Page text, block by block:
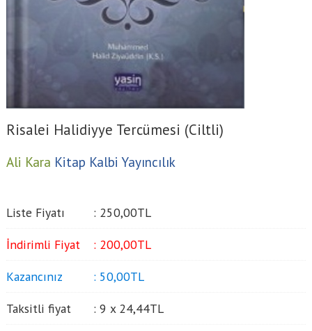
Risalei Halidiyye Tercümesi (Ciltli)
Ali Kara Kitap Kalbi Yayıncılık
Liste Fiyatı : 250,00TL
İndirimli Fiyat : 200,00TL
Kazancınız : 50,00TL
Taksitli fiyat : 9 x 24,44TL